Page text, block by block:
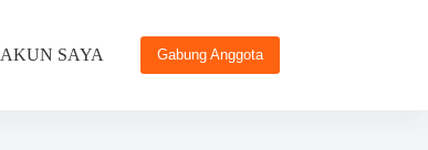
AKUN SAYA Gabung Anggota